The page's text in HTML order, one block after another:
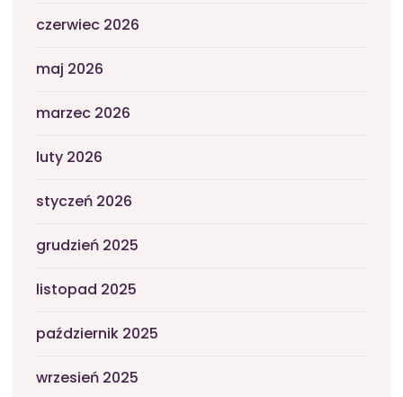
czerwiec 2026
maj 2026
marzec 2026
luty 2026
styczeń 2026
grudzień 2025
listopad 2025
październik 2025
wrzesień 2025